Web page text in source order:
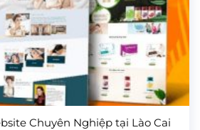
Chuyên Nghiệp tại Lào Cai